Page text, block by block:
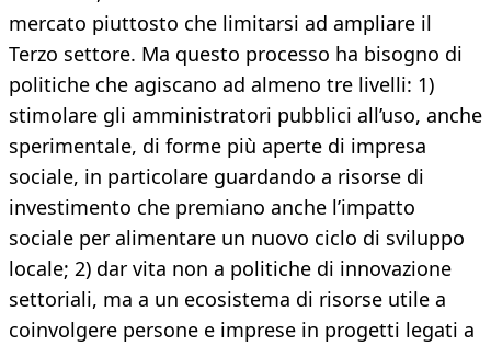
mercato piuttosto che limitarsi ad ampliare il
Terzo settore. Ma questo processo ha bisogno di
politiche che agiscano ad almeno tre livelli: 1)
stimolare gli amministratori pubblici all’uso, anche
sperimentale, di forme più aperte di impresa
sociale, in particolare guardando a risorse di
investimento che premiano anche l’impatto
sociale per alimentare un nuovo ciclo di sviluppo
locale; 2) dar vita non a politiche di innovazione
settoriali, ma a un ecosistema di risorse utile a
coinvolgere persone e imprese in progetti legati a